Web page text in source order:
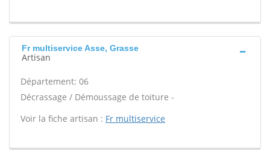
Fr multiservice Asse, Grasse
Artisan
Département: 06
Décrassage / Démoussage de toiture -
Voir la fiche artisan : Fr multiservice